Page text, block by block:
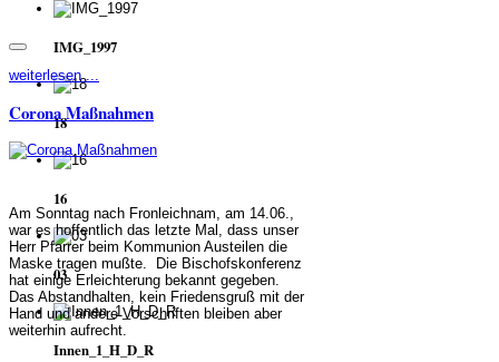
IMG_1997
18
16
03
Innen_1_H_D_R
weiterlesen ...
Corona Maßnahmen
Am Sonntag nach Fronleichnam, am 14.06.,
war es hoffentlich das letzte Mal, dass unser
Herr Pfarrer beim Kommunion Austeilen die
Maske tragen mußte. Die Bischofskonferenz
hat einige Erleichterung bekannt gegeben.
Das Abstandhalten, kein Friedensgruß mit der
Hand und andere Vorschriften bleiben aber
weiterhin aufrecht.